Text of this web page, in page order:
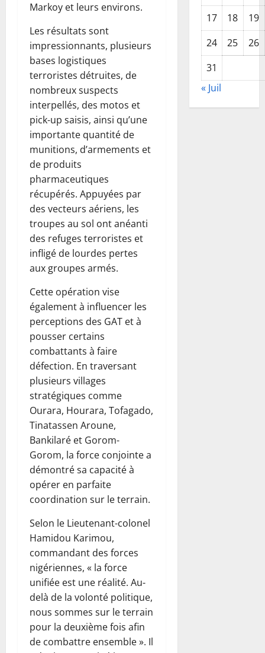
Markoy et leurs environs.
Les résultats sont
impressionnants, plusieurs
bases logistiques
terroristes détruites, de
nombreux suspects
interpellés, des motos et
pick-up saisis, ainsi qu’une
importante quantité de
munitions, d’armements et
de produits
pharmaceutiques
récupérés. Appuyées par
des vecteurs aériens, les
troupes au sol ont anéanti
des refuges terroristes et
infligé de lourdes pertes
aux groupes armés.
Cette opération vise
également à influencer les
perceptions des GAT et à
pousser certains
combattants à faire
défection. En traversant
plusieurs villages
stratégiques comme
Ourara, Hourara, Tofagado,
Tinatassen Aroune,
Bankilaré et Gorom-
Gorom, la force conjointe a
démontré sa capacité à
opérer en parfaite
coordination sur le terrain.
Selon le Lieutenant-colonel
Hamidou Karimou,
commandant des forces
nigériennes, « la force
unifiée est une réalité. Au-
delà de la volonté politique,
nous sommes sur le terrain
pour la deuxième fois afin
de combattre ensemble ». Il
17
18
19
24
25
26
31
« Juil